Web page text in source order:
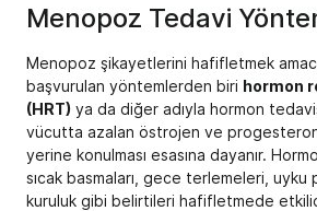
Menopoz Tedavi
Menopoz şikayetlerini hafifletmek
başvurulan yöntemlerden biri hormon
(HRT) ya da diğer adıyla hormon
vücutta azalan östrojen ve progesteron
yerine konulması esasına dayanır.
sıcak basmaları, gece terlemeleri, uyku
kuruluk gibi belirtileri hafifletmede